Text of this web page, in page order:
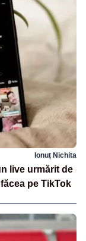
Ionuț Nichita
live urmărit de
pe TikTok